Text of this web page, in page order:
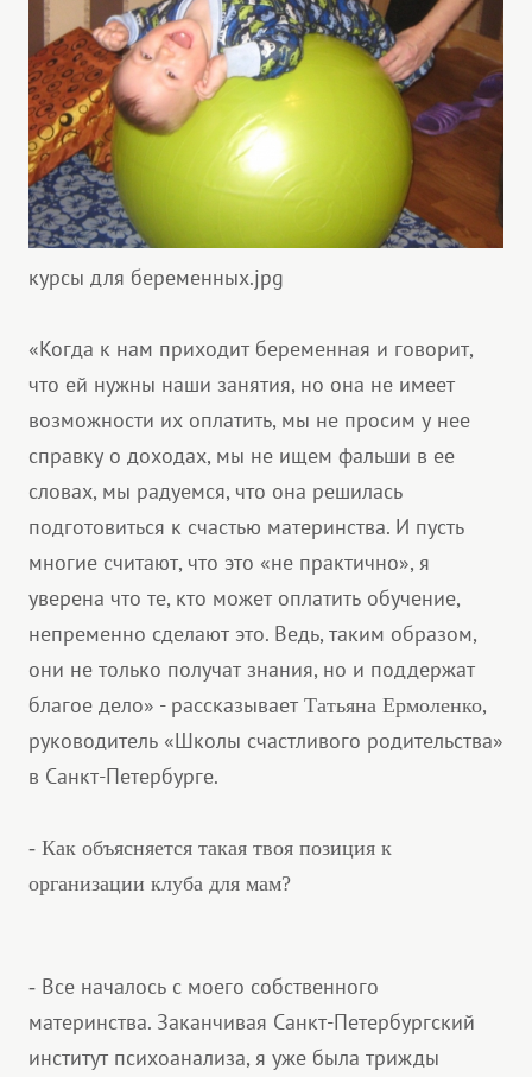
курсы для беременных.jpg
«Когда к нам приходит беременная и говорит,
что ей нужны наши занятия, но она не имеет
возможности их оплатить, мы не просим у нее
справку о доходах, мы не ищем фальши в ее
словах, мы радуемся, что она решилась
подготовиться к счастью материнства. И пусть
многие считают, что это «не практично», я
уверена что те, кто может оплатить обучение,
непременно сделают это. Ведь, таким образом,
они не только получат знания, но и поддержат
благое дело» - рассказывает Татьяна Ермоленко,
руководитель «Школы счастливого родительства»
в Санкт-Петербурге.
- Как объясняется такая твоя позиция к
организации клуба для мам?
- Все началось с моего собственного
материнства. Заканчивая Санкт-Петербургский
институт психоанализа, я уже была трижды